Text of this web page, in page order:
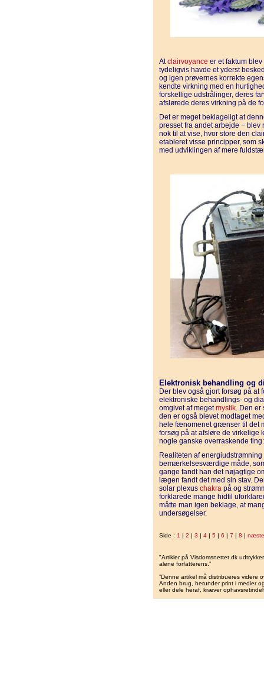
Atclairvoyance er et faktum
tydeligvis havde et yderst
og igen prøvernes korrekte
kendte virkning med en
forskellige udstrålinger, deres
afslørede deres virkning på de
Det er meget beklageligt at
presset fra andet arbejde − blev
nok til at vise, hvor store den
etableret visse prin­cipper, som
med udviklingen af mere
Elektronisk behandling og
Der blev også gjort forsøg på at
elektroniske behandlings- og
omgivet af megetmystik. Den er
den er også blevet modtaget
hele fænomenet grænser til det
forsøg på at afsløre de virkelige
nogle ganske overraskende ting:
Realiteten af
bemærkelsesværdige måde,
gange fandt han det nøjagtige
lægen fandt det med sin stav.
solar plexus chakra på og
forklarede mange hidtil
måtte man igen beklage, at
undersøgelser.
Side : 1 | 2 | 3 | 4 | 5 | 6 | 7 | 8 | næste
"Artikler på Visdomsnettet.dk
alene forfatterens.”
”Denne artikel må distribueres videre
Anden brug, herunder print i medier
eller dele heraf, kræver